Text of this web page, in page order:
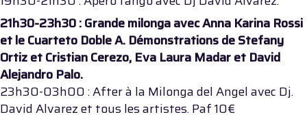
21h30-23h30 : Grande milonga avec Anna Karina Rossi
et le Cuarteto Doble A. Démonstrations de Stefany
Ortiz et Cristian Cerezo, Eva Laura Madar et David
Alejandro Palo.
23h30-03h00 : After à la Milonga del Angel avec Dj.
David Alvarez et tous les artistes. Paf 10€